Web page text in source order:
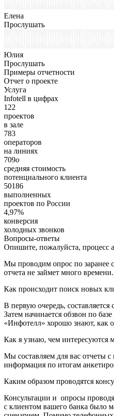
Елена
Прослушать
Юлия
Прослушать
Примеры отчетности
Отчет о проекте
Услуга
Infotell в цифрах
122
проектов
в зале
783
операторов
на линиях
709o
средняя стоимость
потенциального клиента
50186
выполненных
проектов по России
4,97%
конверсия
холодных звонков
Вопросы-ответы
Опишите, пожалуйста, процесс
Мы проводим опрос по заранее
отчета не займет много
Как происходит поиск новых
В первую очередь,
Затем начинается обзвон по
«Инфотелл» хорошо знают, как
Как я узнаю, чем интересуются
Мы составляем для вас отчеты
информация по итогам
Каким образом проводятся
Консультации и опросы
с клиентом вашего банка было